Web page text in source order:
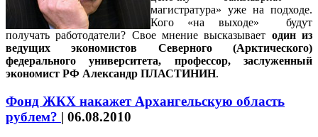
магистратура» уже на подходе.
Кого «на выходе» будут
получать работодатели? Свое мнение высказывает один из
ведущих экономистов Северного (Арктического)
федерального университета, профессор, заслуженный
экономист РФ Александр ПЛАСТИНИН.
Фонд ЖКХ накажет Архангельскую область
рублем? | 06.08.2010